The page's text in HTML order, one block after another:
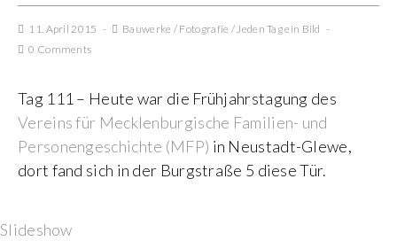
11. April 2015 Bauwerke / Fotografie /Jeden Tag ein Bild
0 Comments
Tag 111 – Heute war die Frühjahrstagung des
Vereins für Mecklenburgische Familien- und
Personengeschichte (MFP) in Neustadt-Glewe,
dort fand sich in der Burgstraße 5 diese Tür.
Slideshow